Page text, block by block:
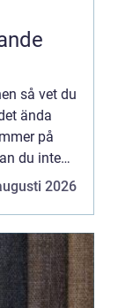
så vet du
ända
på
du inte
2026